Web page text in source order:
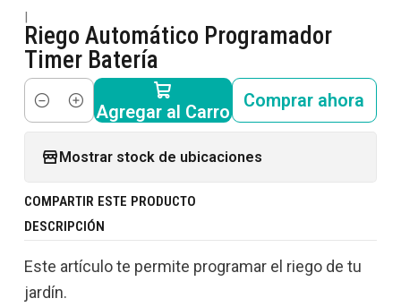
|
Riego Automático Programador
Timer Batería
Cantidad Agregar al Carro
Comprar ahora
Mostrar stock de ubicaciones
COMPARTIR ESTE PRODUCTO
DESCRIPCIÓN
Este artículo te permite programar el riego de tu
jardín.